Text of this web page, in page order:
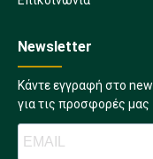
Newsletter
Κάντε εγγραφή στο
για τις προσφορές μας